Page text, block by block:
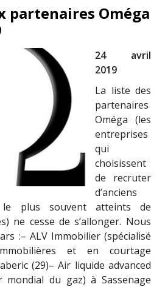
partenaires Oméga
24 avril
2019
La liste des
partenaires
Oméga (les
entreprises
qui
choisissent
de recruter
d’anciens
le plus souvent atteints de
ne cesse de s’allonger. Nous
:– ALV Immobilier (spécialisé
et en courtage
(29)– Air liquide advanced
mondial du gaz) à Sassenage